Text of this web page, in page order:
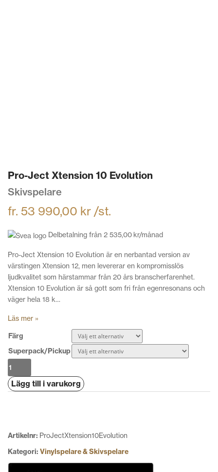
Pro-Ject Xtension 10 Evolution
Skivspelare
fr. 53 990,00 kr /st.
Delbetalning från 2 535,00 kr/månad
Pro-Ject Xtension 10 Evolution är en nerbantad version av
värstingen Xtension 12, men levererar en kompromisslös
ljudkvalitet som härstammar från 20 års branscherfarenhet.
Xtension 10 Evolution är så gott som fri från egenresonans och
väger hela 18 k…
Läs mer »
Färg
Superpack/Pickup
Pro-
Ject
Xtension
Lägg till i varukorg
Artikelnr: ProJectXtension10Evolution
Kategori: Vinylspelare & Skivspelare